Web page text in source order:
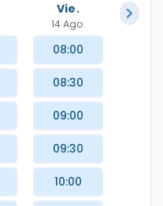
Vie.
14 Ago.
08:00
08:30
09:00
09:30
10:00